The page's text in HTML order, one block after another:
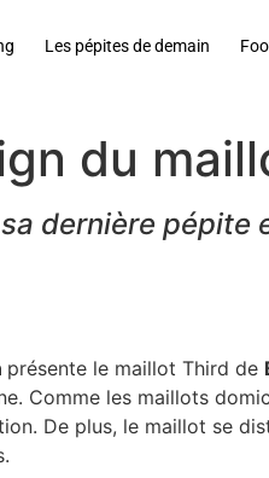
Les pépites de demain
du
dernière
présente le maillot Third de
Comme les maillots
De plus, le maillot se